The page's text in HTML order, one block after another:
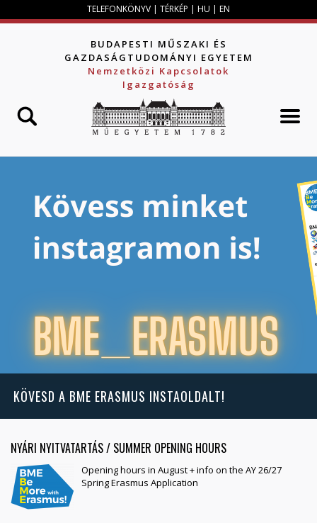
Jump to navigation
TELEFONKÖNYV | TÉRKÉP | HU | EN
BUDAPESTI MŰSZAKI ÉS
GAZDASÁGTUDOMÁNYI EGYETEM
Nemzetközi Kapcsolatok
Igazgatóság
KÖVESD A BME ERASMUS INSTAOLDALT!
NYÁRI NYITVATARTÁS / SUMMER OPENING HOURS
Opening hours in August + info on the AY 26/27
Spring Erasmus Application